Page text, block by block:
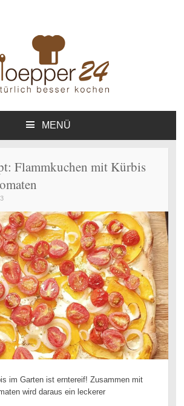
– Natürlich
– Das Online-
– Private
Homepage
MENÜ
Flammkuchen mit Kürbis
im Garten ist erntereif! Zusammen mit
wird daraus ein leckerer